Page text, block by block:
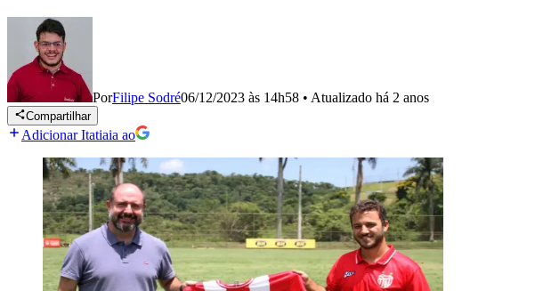
PorFilipe Sodré06/12/2023 às 14h58 • Atualizado há 2 anos
Compartilhar
Adicionar Itatiaia ao